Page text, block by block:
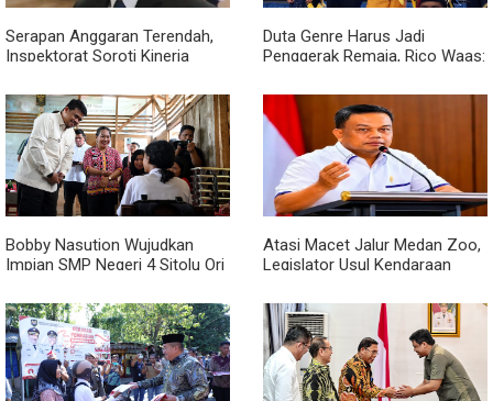
Serapan Anggaran Terendah,
Inspektorat Soroti Kinerja
Duta Genre Harus Jadi
Penggerak Remaja, Rico Waas:
Acara
Bobby Nasution Wujudkan
Impian SMP Negeri 4 Sitolu Ori
Atasi Macet Jalur Medan Zoo,
Legislator Usul Kendaraan
Royal Sumatera